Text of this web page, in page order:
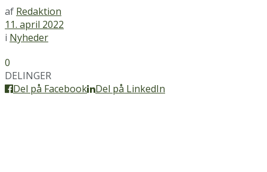
af Redaktion
11. april 2022
i Nyheder
0
DELINGER
Del på Facebook
Del på LinkedIn